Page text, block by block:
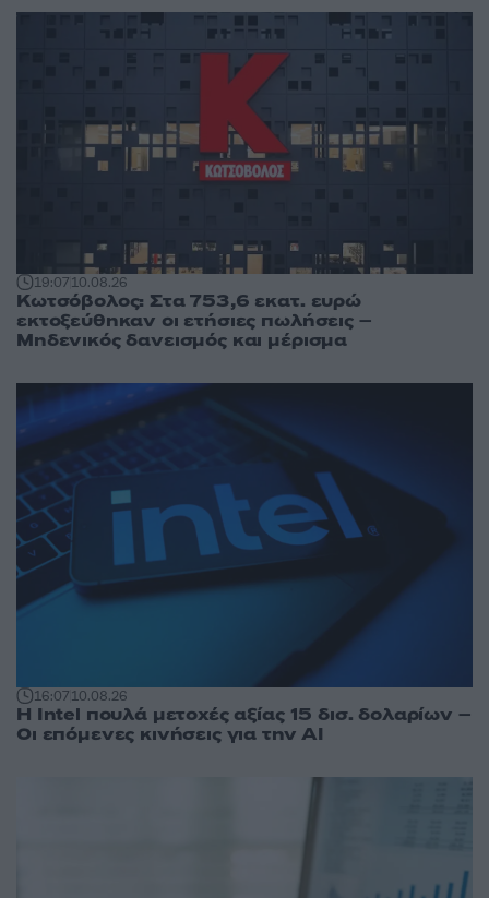
19:0710.08.26
Κωτσόβολος: Στα 753,6 εκατ. ευρώ
εκτοξεύθηκαν οι ετήσιες πωλήσεις –
Μηδενικός δανεισμός και μέρισμα
16:0710.08.26
Η Intel πουλά μετοχές αξίας 15 δισ. δολαρίων –
Οι επόμενες κινήσεις για την ΑΙ